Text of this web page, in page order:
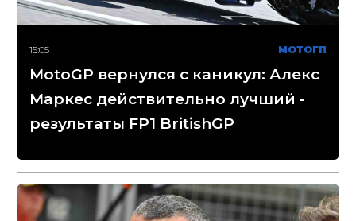
15:05 МОТОГП
MotoGP вернулся с каникул: Алекс
Маркес действительно лучший -
результаты FP1 BritishGP